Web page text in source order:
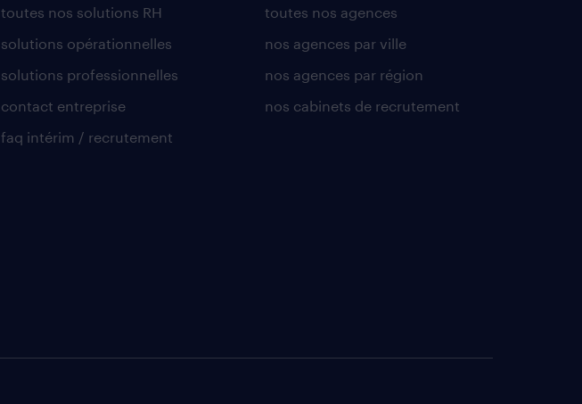
toutes nos solutions RH
solutions opérationnelles
solutions professionnelles
contact entreprise
faq intérim / recrutement
toutes nos agences
nos agences par ville
nos agences par région
nos cabinets de recrutement